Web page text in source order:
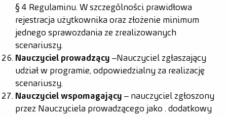
§ 4 Regulaminu. W szczególności prawidłowa
rejestracja użytkownika oraz złożenie minimum
jednego sprawozdania ze zrealizowanych
scenariuszy.
Nauczyciel prowadzący – Nauczyciel zgłaszający
udział w programie, odpowiedzialny za realizację
scenariuszy.
Nauczyciel wspomagający – nauczyciel zgłoszony
przez Nauczyciela prowadzącego jako . dodatkowy